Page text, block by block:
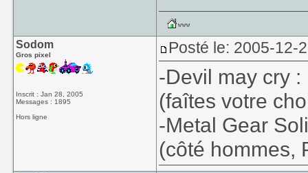
Sodom
Gros pixel
Inscrit : Jan 28, 2005
Messages : 1895
Hors ligne
Posté le: 2005-12-
-Devil may cry
(faîtes votre
-Metal Gear
(côté hommes,